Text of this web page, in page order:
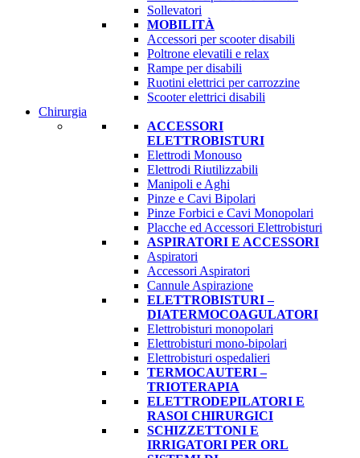
Sollevatori
MOBILITÀ
Accessori per scooter disabili
Poltrone elevatili e relax
Rampe per disabili
Ruotini elettrici per carrozzine
Scooter elettrici disabili
Chirurgia
ACCESSORI
ELETTROBISTURI
Elettrodi Monouso
Elettrodi Riutilizzabili
Manipoli e Aghi
Pinze e Cavi Bipolari
Pinze Forbici e Cavi Monopolari
Placche ed Accessori Elettrobisturi
ASPIRATORI E ACCESSORI
Aspiratori
Accessori Aspiratori
Cannule Aspirazione
ELETTROBISTURI –
DIATERMOCOAGULATORI
Elettrobisturi monopolari
Elettrobisturi mono-bipolari
Elettrobisturi ospedalieri
TERMOCAUTERI –
TRIOTERAPIA
ELETTRODEPILATORI E
RASOI CHIRURGICI
SCHIZZETTONI E
IRRIGATORI PER ORL